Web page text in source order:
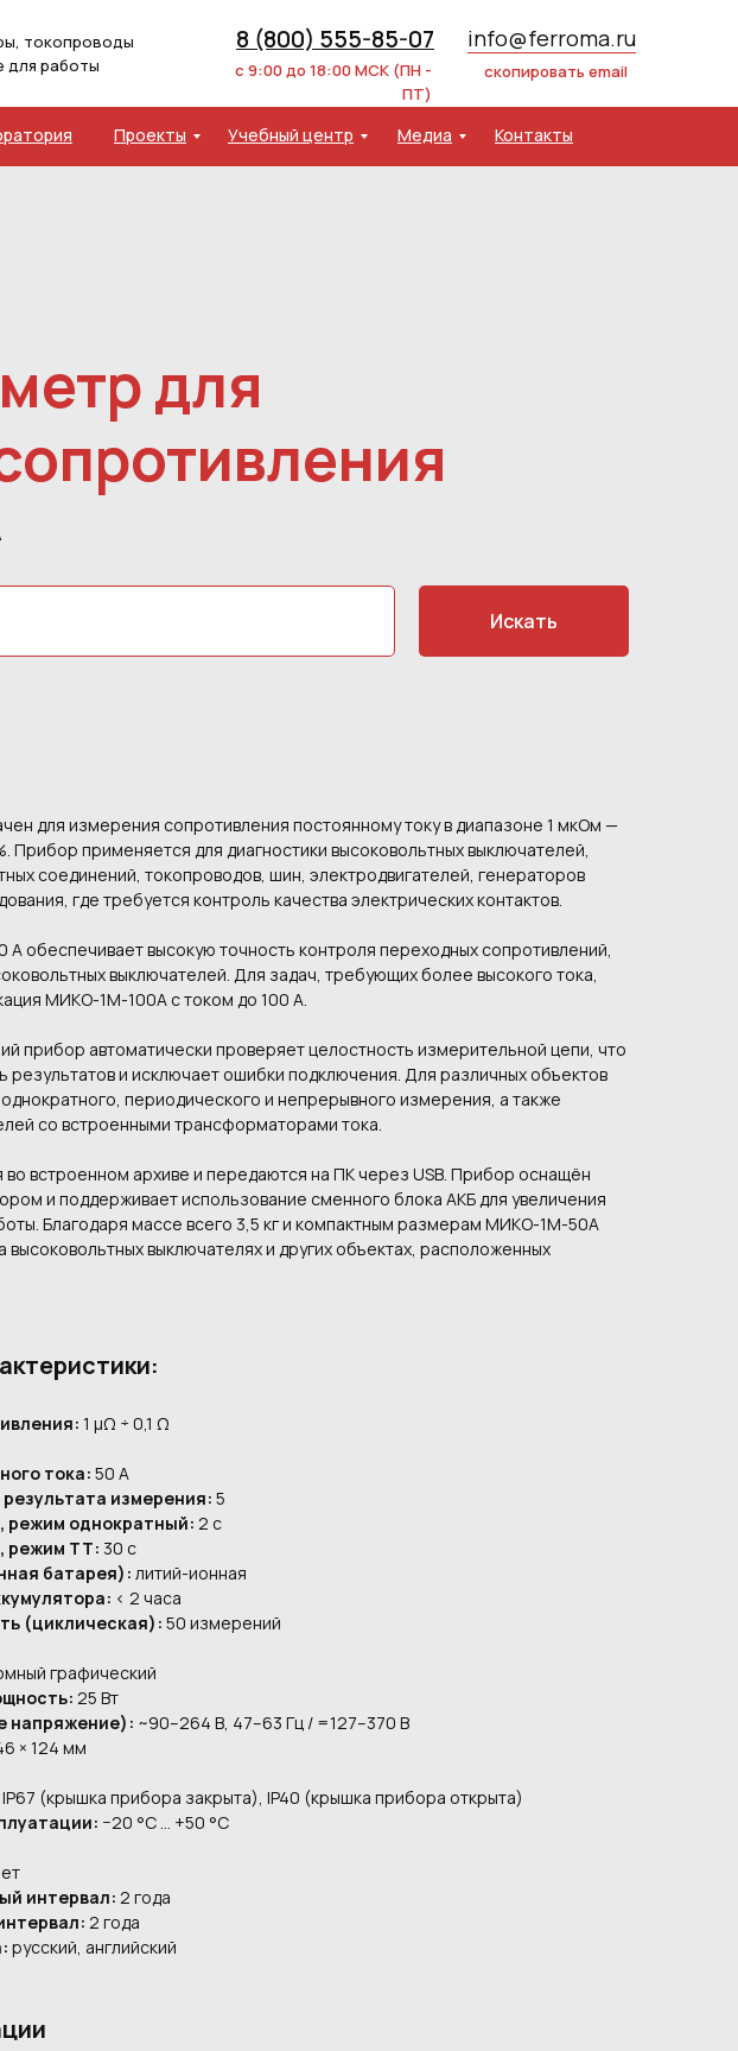
токопроводы
для работы
Проекты Учебный центр Медиа Контакты
8 (800) 555-85-07 info@ferroma.ru
скопировать email
с 9:00 до 18:00 МСК (ПН -
ПТ)
для
Искать
для измерения сопротивления постоянному току в диапазоне 1 мкОм —
Прибор применяется для диагностики высоковольтных выключателей,
соединений, токопроводов, шин, электродвигателей, генераторов
где требуется контроль качества электрических контактов.
А обеспечивает высокую точность контроля переходных сопротивлений,
выключателей. Для задач, требующих более высокого тока,
МИКО-1М-100А с током до 100 А.
прибор автоматически проверяет целостность измерительной цепи, что
результатов и исключает ошибки подключения. Для различных объектов
периодического и непрерывного измерения, а также
со встроенными трансформаторами тока.
во встроенном архиве и передаются на ПК через USB. Прибор оснащён
и поддерживает использование сменного блока АКБ для увеличения
Благодаря массе всего 3,5 кг и компактным размерам МИКО-1М-50А
выключателях и других объектах, расположенных
1 µΩ ÷ 0,1 Ω
тока: 50 А
измерения: 5
режим однократный: 2 с
режим ТТ: 30 с
батарея): литий-ионная
< 2 часа
(циклическая): 50 измерений
графический
25 Вт
напряжение): ~90–264 В, 47–63 Гц / =127–370 В
× 124 мм
IP67 (крышка прибора закрыта), IP40 (крышка прибора открыта)
−20 °C ... +50 °C
интервал: 2 года
2 года
русский, английский